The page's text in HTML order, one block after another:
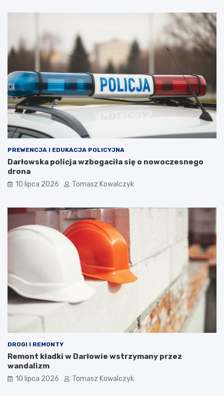
PREWENCJA I EDUKACJA POLICYJNA
Darłowska policja wzbogaciła się o nowoczesnego
drona
10 lipca 2026 Tomasz Kowalczyk
DROGI I REMONTY
Remont kładki w Darłowie wstrzymany przez
wandalizm
10 lipca 2026 Tomasz Kowalczyk